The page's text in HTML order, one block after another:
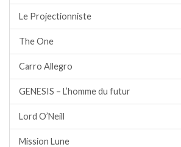
Le Projectionniste
The One
Carro Allegro
GENESIS – L’homme du futur
Lord O’Neill
Mission Lune